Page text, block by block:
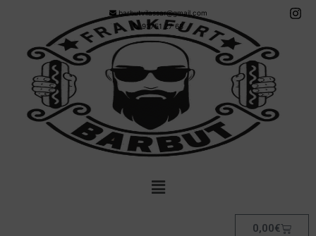
barbutvilassar@gmail.com
93751 27 68
0,00€